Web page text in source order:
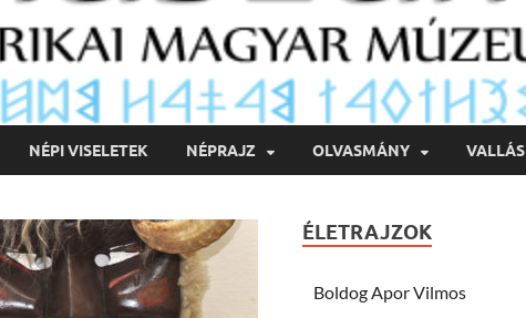
NÉPI VISELETEK NÉPRAJZ OLVASMÁNY VALLÁS
ÉLETRAJZOK
Boldog Apor Vilmos